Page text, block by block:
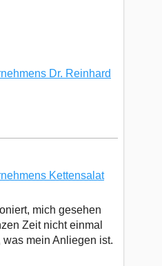
Dr. Reinhard
Kettensalat
mich gesehen
Zeit nicht einmal
mein Anliegen ist.